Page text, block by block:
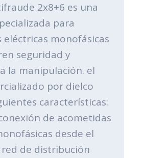
2x8+6 es una
para
eléctricas monofásicas
seguridad y
la manipulación. el
por dielco
características:
de acometidas
desde el
de distribución